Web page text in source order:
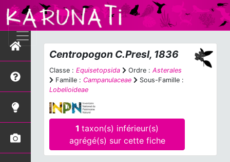
Centropogon C.Presl, 1836
Classe : Equisetopsida Ordre : Asterales
Famille : Campanulaceae
Sous-Famille :
Lobelioideae
1taxon(s) inférieur(s)
agrégé(s) sur cette fiche